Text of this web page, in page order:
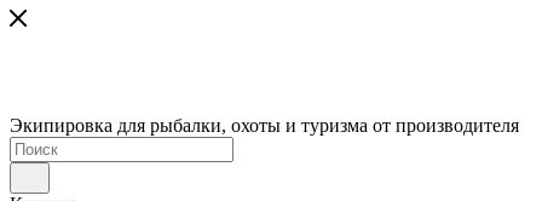
Экипировка для рыбалки, охоты и туризма от производителя